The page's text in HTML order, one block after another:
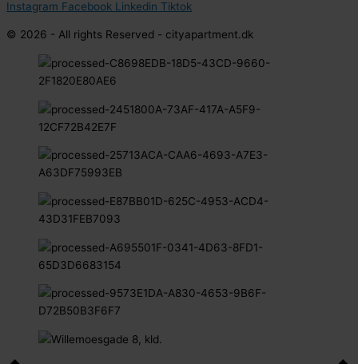
Instagram Facebook Linkedin Tiktok
© 2026 - All rights Reserved - cityapartment.dk